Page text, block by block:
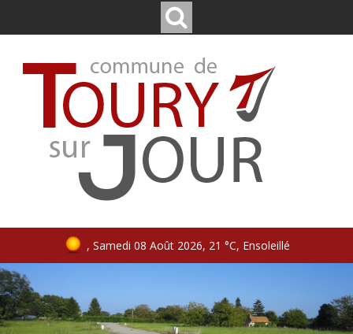
, Samedi 08 Août 2026, 21 °C, Ensoleillé